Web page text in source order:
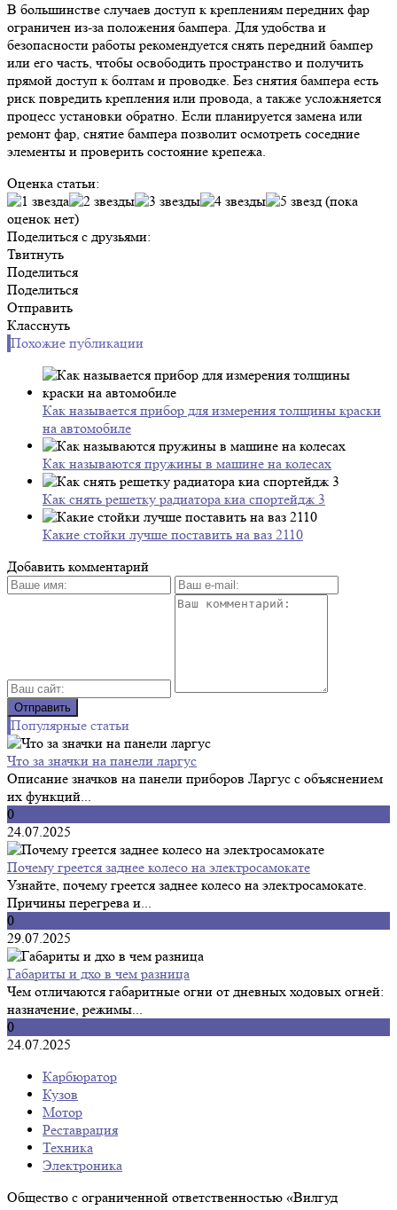
В большинстве случаев доступ к креплениям передних фар
ограничен из-за положения бампера. Для удобства и
безопасности работы рекомендуется снять передний бампер
или его часть, чтобы освободить пространство и получить
прямой доступ к болтам и проводке. Без снятия бампера есть
риск повредить крепления или провода, а также усложняется
процесс установки обратно. Если планируется замена или
ремонт фар, снятие бампера позволит осмотреть соседние
элементы и проверить состояние крепежа.
Оценка статьи:
(пока
оценок нет)
Поделиться с друзьями:
Твитнуть
Поделиться
Поделиться
Отправить
Класснуть
Похожие публикации
Как называется прибор для измерения толщины краски
на автомобиле
Как называются пружины в машине на колесах
Как снять решетку радиатора киа спортейдж 3
Какие стойки лучше поставить на ваз 2110
Добавить комментарий
Популярные статьи
Что за значки на панели ларгус
Описание значков на панели приборов Ларгус с объяснением
их функций...
0
24.07.2025
Почему греется заднее колесо на электросамокате
Узнайте, почему греется заднее колесо на электросамокате.
Причины перегрева и...
0
29.07.2025
Габариты и дхо в чем разница
Чем отличаются габаритные огни от дневных ходовых огней:
назначение, режимы...
0
24.07.2025
Карбюратор
Кузов
Мотор
Реставрация
Техника
Электроника
Общество с ограниченной ответственностью «Вилгуд